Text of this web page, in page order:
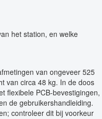
het station, en welke
van ongeveer 525
van circa 48 kg. In de doos
flexibele PCB-bevestigingen,
de gebruikershandleiding.
controleer dit bij voorkeur